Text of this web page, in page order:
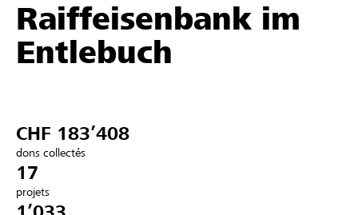
Parrainer
Soutien & assistance
Se connecter
Raiffeisenbank im
Entlebuch
CHF 183’408
dons collectés
17
projets